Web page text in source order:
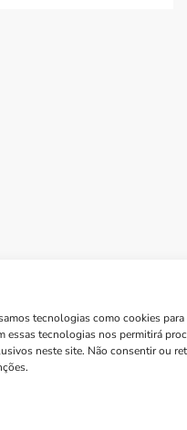
tecnologias como cookies para
tecnologias nos permitirá
neste site. Não consentir ou